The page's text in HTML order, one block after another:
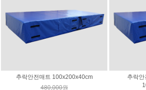
추락안전매트 100x200x40cm
480,000원
추락